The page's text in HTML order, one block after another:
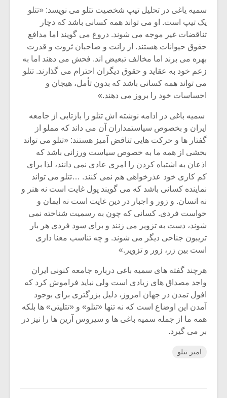
سمیه یاغی در تحلیل تیپ شخصیت تتلو می نویسد: «تتلو
یک تیپ است. او می تواند همه کسانی باشد که دچار
تناقضات غیر موجه می شوند. دروغ می گویند اما مدافع
حقوق حیوانات هستند. از رانت و صاحبان ثروت و قدرت
بهره می برند اما مخالف تبعیض اند. فحش می دهند اما به
زعم خود به عقاید و حقوق دیگران احترام می گذارند. تتلو
می تواند همه کسانی باشد که بدون تأمل، هیجان و
احساسات خود را بروز می دهند.»
سمیه باغی در ادامه نوشته اش تتلو را بازتابی از جامعه
ایران و بخصوص سیاستمداران آن می داند که مملو از
گفتار ها و حرکت هایی تناقض آمیز هستند: «تتلو می تواند
بخشی از همه ما به خصوص سیاست ورزانی باشد که
اذعان به اشتباه کردن را امری عادی نمی دانند، لذا برای
کم کاری خود عذرخواهی هم نمی کنند. …تتلو می تواند
نماینده کسانی باشد که می گویند پول غایت است نه هنر و
نه انسان. و زور و اجبار در دین غایت است نه ایمان و
خواست فردی. کسانی که چون به رسمیت شناخته نمی
شوند، دست به تزویر می زنند و برای سود فردی هر بار
تریبون جناحی دیگر می شوند. و چه تناسب معنا داری
است بین زر، زور و تزویر.»
هرچند گفته های سمیه باغی درباره جامعه کنونی ایران
واجد مصداق های زیادی است ولی نباید فراموش کرد که
افول تمدن در جهان امروز، دلیل بزرگتری برای بوجود
آمدن این اوضاع است که نه تنها «تتلو» و «تتلیتی» ها بلکه
همه ما از جمله سمیه باغی ها و سیروس آرین ها را نیز در
بر می گیرد.
امیر تتلو